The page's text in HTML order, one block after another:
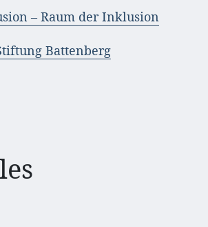
– Raum der Inklusion
Battenberg